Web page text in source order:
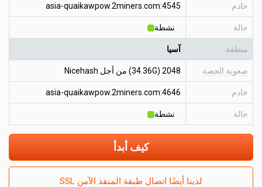
خادم asia-quaikawpow.2miners.com:4545
حالة نشطة
منطقة آسيا
صعوبة الحصة 2048 (34.36G) من أجل Nicehash
خادم asia-quaikawpow.2miners.com:4646
حالة نشطة
كيف أبدأ
لدينا أيضًا اتصال طبقة المنفذ الآمن SSL